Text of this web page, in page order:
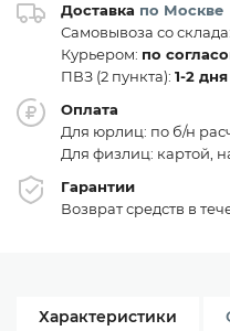
Доставка по Москве
Самовывоза со склада:
Курьером: по
ПВЗ (2 пункта): 1-2
Оплата
Для юрлиц: по б/н
Для физлиц: картой,
Гарантии
Возврат средств в
Характеристики